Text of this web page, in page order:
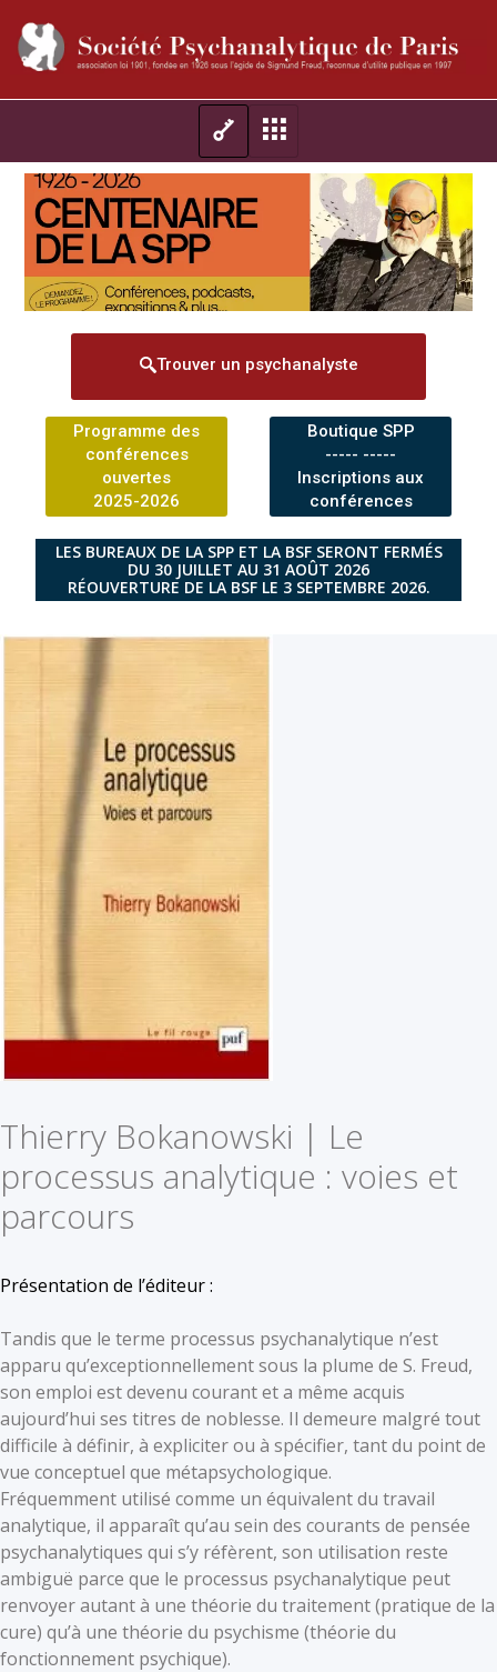
Trouver un psychanalyste
Programme des
conférences
ouvertes
2025-2026
Boutique SPP
----- -----
Inscriptions aux
conférences
LES BUREAUX DE LA SPP ET LA BSF SERONT FERMÉS
DU 30 JUILLET AU 31 AOÛT 2026
RÉOUVERTURE DE LA BSF LE 3 SEPTEMBRE 2026.
Thierry Bokanowski | Le
processus analytique : voies et
parcours
Présentation de l’éditeur :
Tandis que le terme processus psychanalytique n’est
apparu qu’exceptionnellement sous la plume de S. Freud,
son emploi est devenu courant et a même acquis
aujourd’hui ses titres de noblesse. Il demeure malgré tout
difficile à définir, à expliciter ou à spécifier, tant du point de
vue conceptuel que métapsychologique.
Fréquemment utilisé comme un équivalent du travail
analytique, il apparaît qu’au sein des courants de pensée
psychanalytiques qui s’y réfèrent, son utilisation reste
ambiguë parce que le processus psychanalytique peut
renvoyer autant à une théorie du traitement (pratique de la
cure) qu’à une théorie du psychisme (théorie du
fonctionnement psychique).